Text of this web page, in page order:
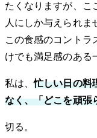
たくなりますが、こ
人にしか与えられま
この食感のコントラ
けでも満足感のある
私は、忙しい日の料
なく、「どこを頑張
切る。